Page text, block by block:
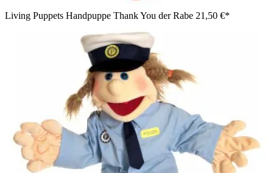
Living Puppets Handpuppe Thank You der Rabe 21,50 €*